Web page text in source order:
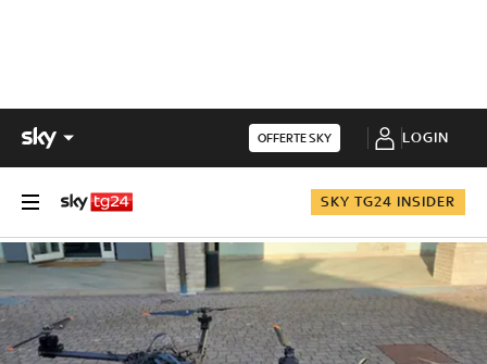
OFFERTE SKY LOGIN
SKY TG24 INSIDER